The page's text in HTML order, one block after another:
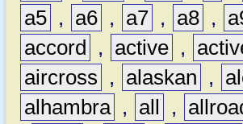
a5 , a6 , a7 , a8 ,
accord
, active ,
aircross
, alaskan ,
alhambra , all ,